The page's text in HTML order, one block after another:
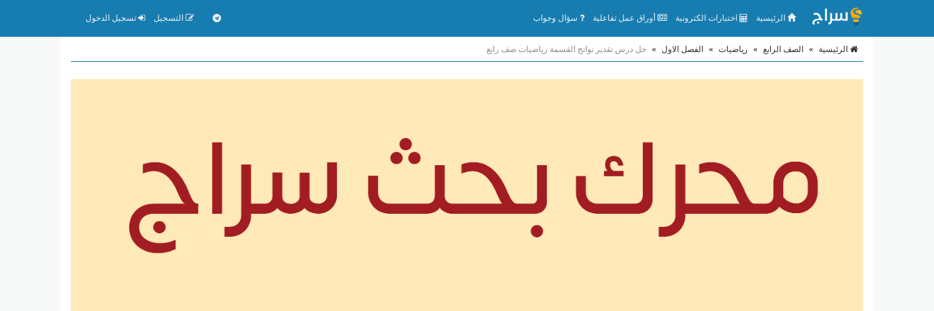
الرئيسية اختبارات الكترونية أوراق عمل تفاعلية سؤال وجواب التسجيل تسجيل الدخول
الرئيسية » الصف الرابع » رياضيات » الفصل الاول » حل درس تقدير نواتج القسمة رياضيات صف رابع